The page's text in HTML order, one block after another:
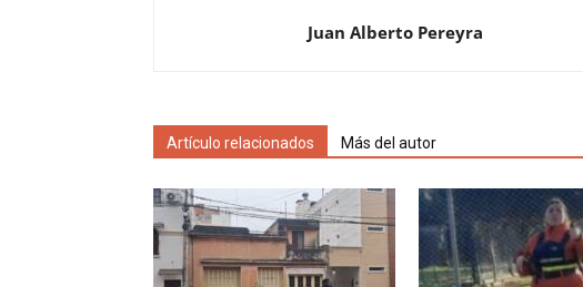
Juan Alberto Pereyra
Artículo relacionados Más del autor